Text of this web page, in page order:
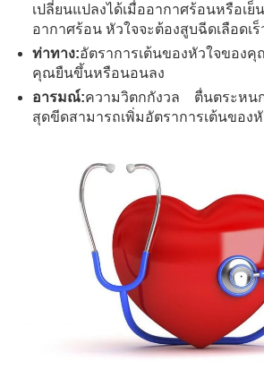
เปลี่ยนแปลงได้เมื่ออากาศร้อนหรื
อากาศร้อน หัวใจจะต้องสูบฉีดเลือดเ
ท่าทาง:อัตราการเต้นของหัวใจของคุ
คุณยืนขึ้นหรือนอนลง
อารมณ์:ความวิตกกังวล ตื่นตระห
สุดขีดสามารถเพิ่มอัตราการเต้นของหั